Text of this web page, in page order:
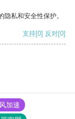
私和安全性保护。
支持[0] 反对[0]
加速